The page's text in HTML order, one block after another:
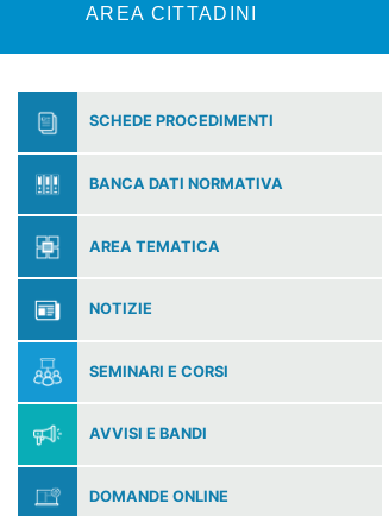
AREA CITTADINI
SCHEDE PROCEDIMENTI
BANCA DATI NORMATIVA
AREA TEMATICA
NOTIZIE
SEMINARI E CORSI
AVVISI E BANDI
DOMANDE ONLINE